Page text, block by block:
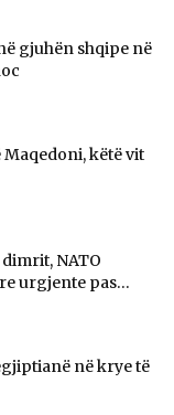
gjuhën shqipe në
këtë vit
NATO
urgjente pas...
në krye të